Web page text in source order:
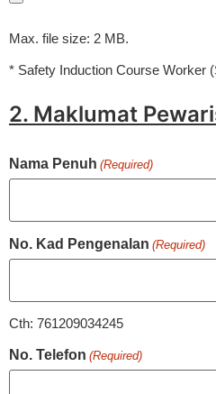
Max. file size: 2 MB.
* Safety Induction Course Worker
2. Maklumat
Nama Penuh (Required)
No. Kad Pengenalan (Required)
Cth: 761209034245
No. Telefon (Required)